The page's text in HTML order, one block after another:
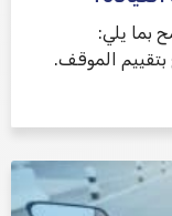
بما يلي:
الموقف.